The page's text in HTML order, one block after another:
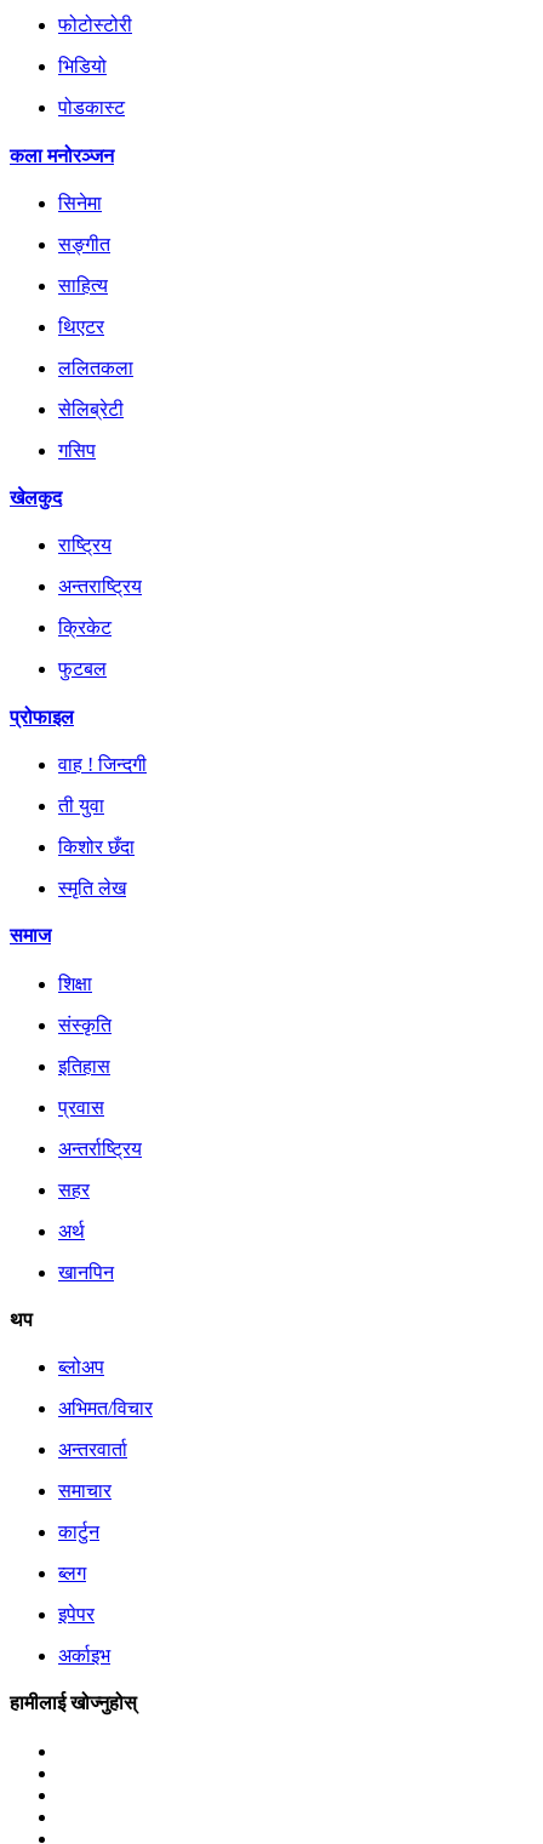
फोटोस्टोरी
भिडियो
पोडकास्ट
कला मनोरञ्जन
सिनेमा
सङ्गीत
साहित्य
थिएटर
ललितकला
सेलिब्रेटी
गसिप
खेलकुद
राष्ट्रिय
अन्तराष्ट्रिय
क्रिकेट
फुटबल
प्रोफाइल
वाह ! जिन्दगी
ती युवा
किशोर छँदा
स्मृति लेख
समाज
शिक्षा
संस्कृति
इतिहास
प्रवास
अन्तर्राष्ट्रिय
सहर
अर्थ
खानपिन
थप
ब्लोअप
अभिमत/विचार
अन्तरवार्ता
समाचार
कार्टुन
ब्लग
इपेपर
अर्काइभ
हामीलाई खोज्नुहोस्